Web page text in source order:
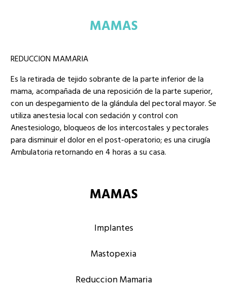
MAMAS
Implantes
Mastopexia
Reduccion Mamaria
MAMAS
REDUCCION MAMARIA
Es la retirada de tejido sobrante de la parte inferior de la
mama, acompañada de una reposición de la parte superior,
con un despegamiento de la glándula del pectoral mayor. Se
utiliza anestesia local con sedación y control con
Anestesiologo, bloqueos de los intercostales y pectorales
para disminuir el dolor en el post-operatorio; es una cirugía
Ambulatoria retornando en 4 horas a su casa.